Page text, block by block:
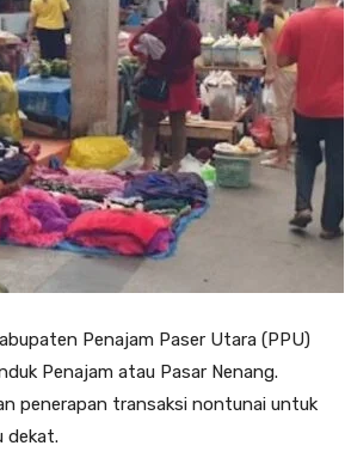
Penajam Paser Utara (PPU)
Penajam atau Pasar Nenang.
penerapan transaksi nontunai untuk
dekat.